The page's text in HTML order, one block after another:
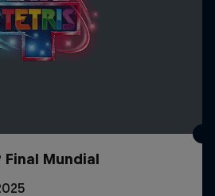
Final Mundial